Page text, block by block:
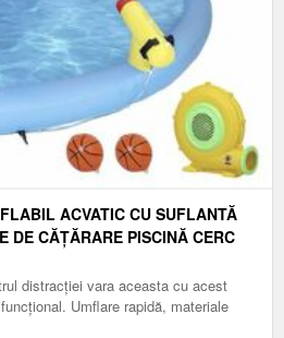
ACVATIC CU SUFLANTĂ
DE CĂȚĂRARE PISCINĂ CERC
FOTBAL | AOSOM ROMANIA
distracției vara aceasta cu acest
Umflare rapidă, materiale